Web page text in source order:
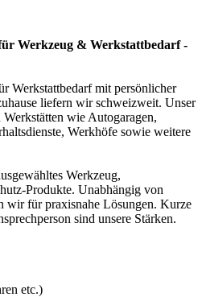
Werkzeug & Werkstattbedarf -
Werkstattbedarf mit persönlicher
liefern wir schweizweit. Unser
wie Autogaragen,
Werkhöfe sowie weitere
Werkzeug,
Produkte. Unabhängig von
wir für praxisnahe Lösungen. Kurze
sind unsere Stärken.
etc.)